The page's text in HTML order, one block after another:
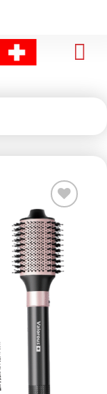
افزودن
به
علاقه
مندی
ها